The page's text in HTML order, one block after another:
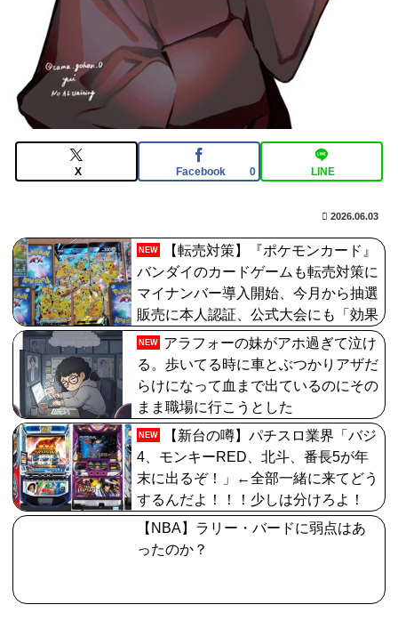
X Facebook 0 LINE
2026.06.03
NEW
【転売対策】『ポケモンカード』
バンダイのカードゲームも転売対策に
マイナンバー導入開始、今月から抽選
販売に本人認証、公式大会にも「効果
バツグン」
NEW
アラフォーの妹がアホ過ぎて泣け
る。歩いてる時に車とぶつかりアザだ
らけになって血まで出ているのにその
まま職場に行こうとした
NEW
【新台の噂】パチスロ業界「バジ
4、モンキーRED、北斗、番長5が年
末に出るぞ！」←全部一緒に来てどう
するんだよ！！！少しは分けろよ！
【NBA】ラリー・バードに弱点はあ
ったのか？